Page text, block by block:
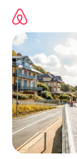
directement
contenu